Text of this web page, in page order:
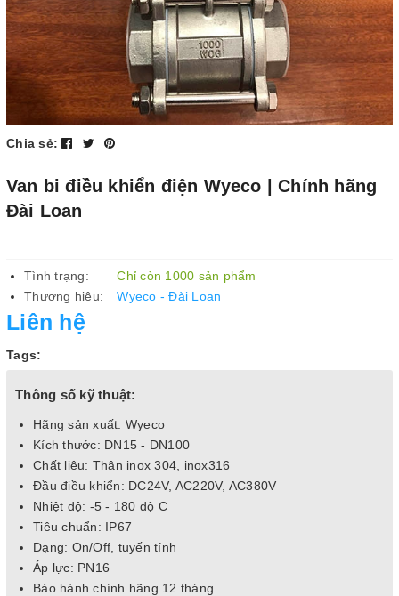
Chia sẻ:
Van bi điều khiển điện Wyeco | Chính hãng
Đài Loan
Tình trạng:
Chỉ còn 1000 sản phẩm
Thương hiệu:
Wyeco - Đài Loan
Liên hệ
Tags:
Thông số kỹ thuật:
Hãng sản xuất: Wyeco
Kích thước: DN15 - DN100
Chất liệu: Thân inox 304, inox316
Đầu điều khiển: DC24V, AC220V, AC380V
Nhiệt độ: -5 - 180 độ C
Tiêu chuẩn: IP67
Dạng: On/Off, tuyến tính
Áp lực: PN16
Bảo hành chính hãng 12 tháng